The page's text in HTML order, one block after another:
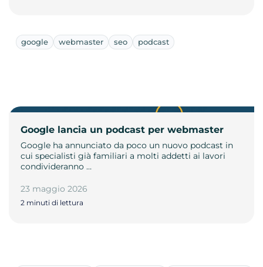
google webmaster seo podcast
Google lancia un podcast per webmaster
Google ha annunciato da poco un nuovo podcast in
cui specialisti già familiari a molti addetti ai lavori
condivideranno …
23 maggio 2026
2 minuti di lettura